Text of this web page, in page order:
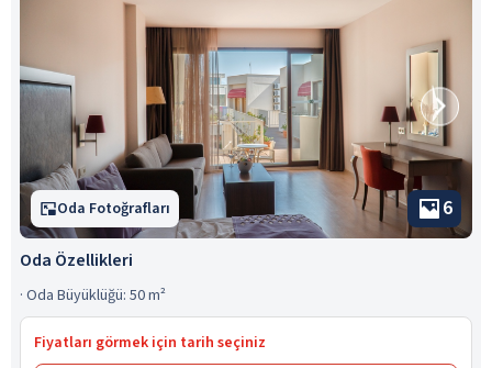
Oda Fotoğrafları 6
Oda Özellikleri
· Oda Büyüklüğü: 50 m²
Fiyatları görmek için tarih seçiniz